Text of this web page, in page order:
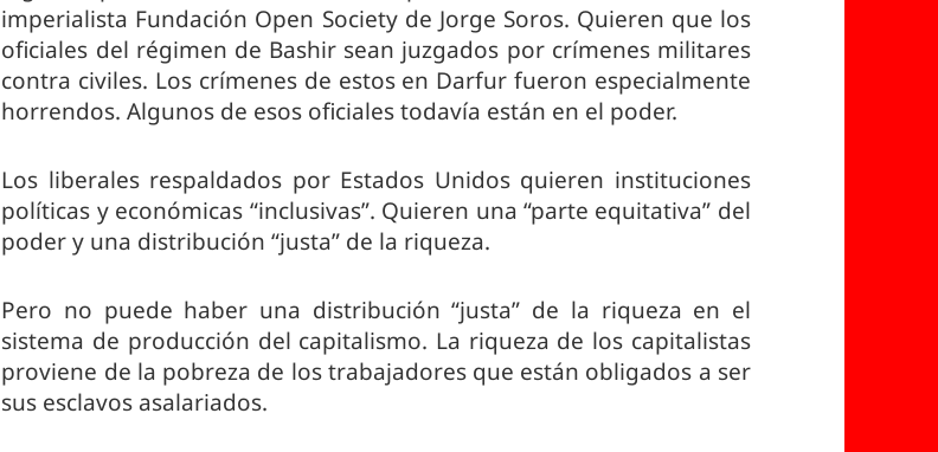
imperialista Fundación Open Society de Jorge Soros. Quieren que los
oficiales del régimen de Bashir sean juzgados por crímenes militares
contra civiles. Los crímenes de estos en Darfur fueron especialmente
horrendos. Algunos de esos oficiales todavía están en el poder.
Los liberales respaldados por Estados Unidos quieren instituciones
políticas y económicas “inclusivas”. Quieren una “parte equitativa” del
poder y una distribución “justa” de la riqueza.
Pero no puede haber una distribución “justa” de la riqueza en el
sistema de producción del capitalismo. La riqueza de los capitalistas
proviene de la pobreza de los trabajadores que están obligados a ser
sus esclavos asalariados.